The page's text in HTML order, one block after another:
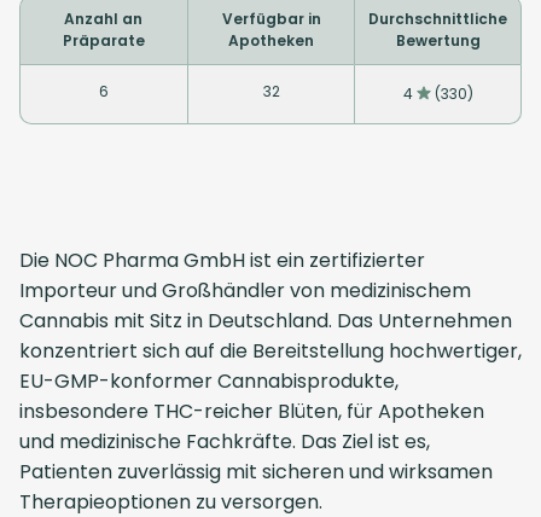
Anzahl an
Präparate
6
Verfügbar in
Apotheken
32
Durchschnittliche
Bewertung
4 (330)
Die NOC Pharma GmbH ist ein zertifizierter
Importeur und Großhändler von medizinischem
Cannabis mit Sitz in Deutschland. Das Unternehmen
konzentriert sich auf die Bereitstellung hochwertiger,
EU-GMP-konformer Cannabisprodukte,
insbesondere THC-reicher Blüten, für Apotheken
und medizinische Fachkräfte. Das Ziel ist es,
Patienten zuverlässig mit sicheren und wirksamen
Therapieoptionen zu versorgen.